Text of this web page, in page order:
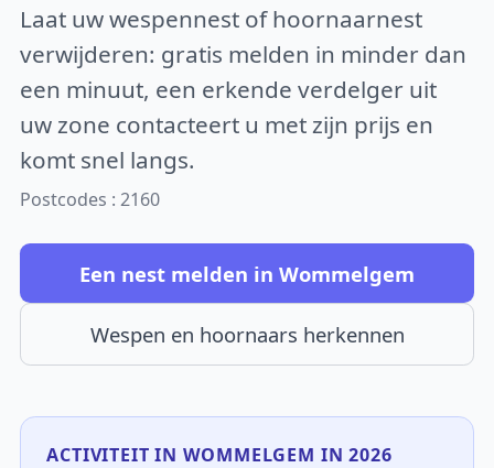
Laat uw wespennest of hoornaarnest
verwijderen: gratis melden in minder dan
een minuut, een erkende verdelger uit
uw zone contacteert u met zijn prijs en
komt snel langs.
Postcodes : 2160
Een nest melden in Wommelgem
Wespen en hoornaars herkennen
ACTIVITEIT IN WOMMELGEM IN 2026